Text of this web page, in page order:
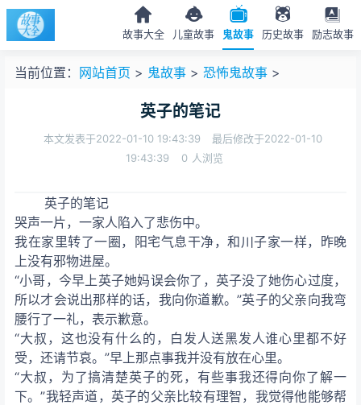
故事大全 儿童故事 鬼故事 历史故事 励志故事
当前位置： 网站首页 > 鬼故事 > 恐怖鬼故事 >
英子的笔记
本文发表于2022-01-10 19:43:39
最后修改于2022-01-10
19:43:39
0 人浏览
英子的笔记
哭声一片，一家人陷入了悲伤中。
我在家里转了一圈，阳宅气息干净，和川子家一样，昨晚
上没有邪物进屋。
“小哥，今早上英子她妈误会你了，英子没了她伤心过度，
所以才会说出那样的话，我向你道歉。”英子的父亲向我弯
腰行了一礼，表示歉意。
“大叔，这也没有什么的，白发人送黑发人谁心里都不好
受，还请节哀。”早上那点事我并没有放在心里。
“大叔，为了搞清楚英子的死，有些事我还得向你了解一
下。”我轻声道，英子的父亲比较有理智，我觉得他能够帮